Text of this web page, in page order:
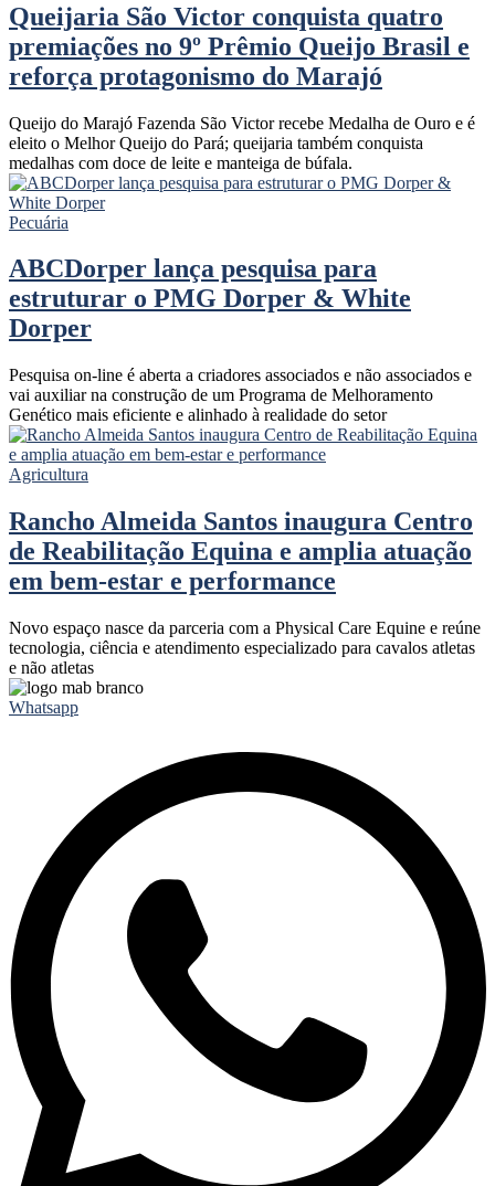
Queijaria São Victor conquista quatro
premiações no 9º Prêmio Queijo Brasil e
reforça protagonismo do Marajó
Queijo do Marajó Fazenda São Victor recebe Medalha de Ouro e é
eleito o Melhor Queijo do Pará; queijaria também conquista
medalhas com doce de leite e manteiga de búfala.
Pecuária
ABCDorper lança pesquisa para
estruturar o PMG Dorper & White
Dorper
Pesquisa on-line é aberta a criadores associados e não associados e
vai auxiliar na construção de um Programa de Melhoramento
Genético mais eficiente e alinhado à realidade do setor
Agricultura
Rancho Almeida Santos inaugura Centro
de Reabilitação Equina e amplia atuação
em bem-estar e performance
Novo espaço nasce da parceria com a Physical Care Equine e reúne
tecnologia, ciência e atendimento especializado para cavalos atletas
e não atletas
Whatsapp